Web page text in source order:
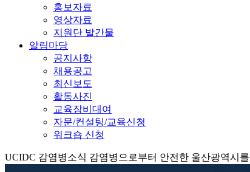
홍보자료
영상자료
지원단 발간물
알림마당
공지사항
채용공고
최신보도
활동사진
교육장비대여
자문/컨설팅/교육신청
워크숍 신청
UCIDC 감염병소식 감염병으로부터 안전한 울산광역시